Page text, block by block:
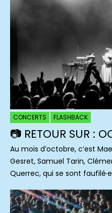
CONCERTS FLASHBACK
📷 RETOUR SUR :
Au mois d’octobre, c’est
Gesret, Samuel Tarin,
Querrec, qui se sont